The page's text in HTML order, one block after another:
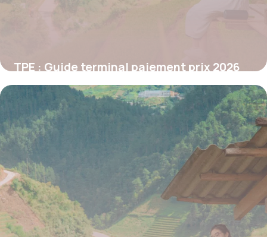
TPE : Guide terminal paiement prix 2026
16 novembre 2025